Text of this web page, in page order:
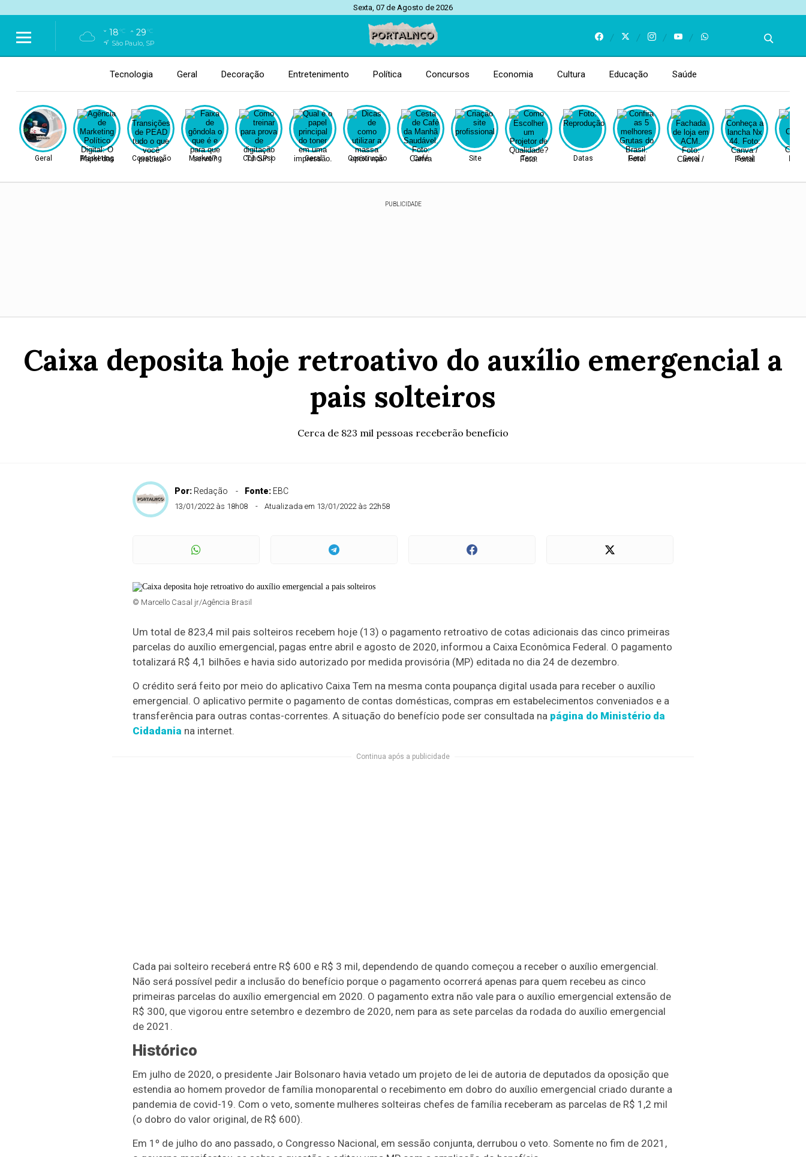
Sexta, 07 de Agosto de 2026
18°C 29°C
São Paulo, SP
Tecnologia Geral Decoração Entretenimento Política Concursos Economia Cultura Educação Saúde
Geral Marketing Construção Marketing Concurso Geral Construção Café Site Tecn Datas Geral Geral Geral
PUBLICIDADE
Caixa deposita hoje retroativo do auxílio emergencial a
pais solteiros
Cerca de 823 mil pessoas receberão benefício
Por: Redação Fonte: EBC
13/01/2022 às 18h08 Atualizada em 13/01/2022 às 22h58
© Marcello Casal jr/Agência Brasil
Um total de 823,4 mil pais solteiros recebem hoje (13) o pagamento retroativo de cotas adicionais das cinco primeiras
parcelas do auxílio emergencial, pagas entre abril e agosto de 2020, informou a Caixa Econômica Federal. O pagamento
totalizará R$ 4,1 bilhões e havia sido autorizado por medida provisória (MP) editada no dia 24 de dezembro.
O crédito será feito por meio do aplicativo Caixa Tem na mesma conta poupança digital usada para receber o auxílio
emergencial. O aplicativo permite o pagamento de contas domésticas, compras em estabelecimentos conveniados e a
transferência para outras contas-correntes. A situação do benefício pode ser consultada na página do Ministério da
Cidadania na internet.
Continua após a publicidade
Cada pai solteiro receberá entre R$ 600 e R$ 3 mil, dependendo de quando começou a receber o auxílio emergencial.
Não será possível pedir a inclusão do benefício porque o pagamento ocorrerá apenas para quem recebeu as cinco
primeiras parcelas do auxílio emergencial em 2020. O pagamento extra não vale para o auxílio emergencial extensão de
R$ 300, que vigorou entre setembro e dezembro de 2020, nem para as sete parcelas da rodada do auxílio emergencial
de 2021.
Histórico
Em julho de 2020, o presidente Jair Bolsonaro havia vetado um projeto de lei de autoria de deputados da oposição que
estendia ao homem provedor de família monoparental o recebimento em dobro do auxílio emergencial criado durante a
pandemia de covid-19. Com o veto, somente mulheres solteiras chefes de família receberam as parcelas de R$ 1,2 mil
(o dobro do valor original, de R$ 600).
Em 1º de julho do ano passado, o Congresso Nacional, em sessão conjunta, derrubou o veto. Somente no fim de 2021,